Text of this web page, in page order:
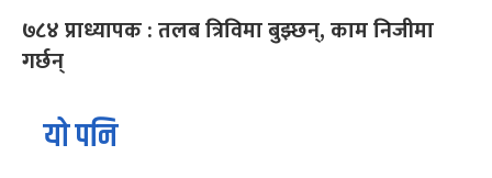
७८४ प्राध्यापक : तलब त्रिविमा बुझ्छन्, काम निजीमा
गर्छन्
यो पनि